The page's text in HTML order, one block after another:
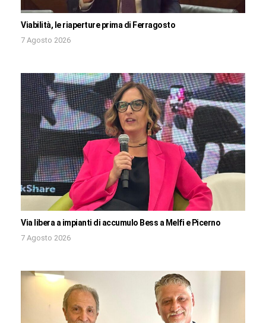
Viabilità, le riaperture prima di Ferragosto
7 Agosto 2026
Via libera a impianti di accumulo Bess a Melfi e Picerno
7 Agosto 2026